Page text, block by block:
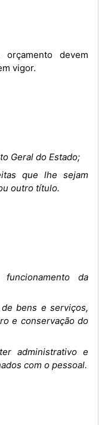
devem
vigor.
Geral do Estado;
que lhe sejam
outro título.
da
bens e serviços,
e conservação do
administrativo e
com o pessoal.